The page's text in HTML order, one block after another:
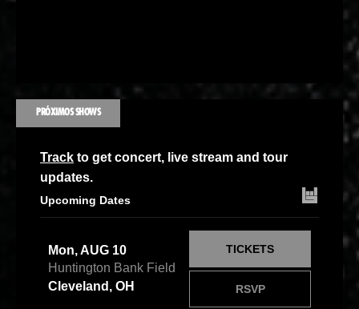
PRÓXIMOS SHOWS
Track to get concert, live stream and tour
updates.
Upcoming Dates
Mon, AUG 10
Huntington Bank Field
Cleveland, OH
RSVP
TICKETS